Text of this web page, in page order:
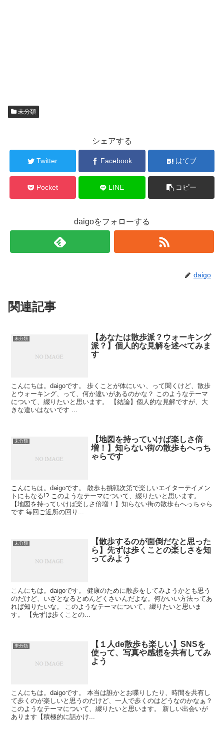
未分類
シェアする
Twitter Facebook はてブ
Pocket LINE コピー
daigoをフォローする
daigo
関連記事
未分類
【あなたは散歩派？ウォーキング
派？】個人的な見解を述べてみま
す
こんにちは。daigoです。 歩くことが体にいい、って聞くけど、散歩
とウォーキング、って、何か違いがあるのかな？ このようなテーマ
について、綴りたいと思います。 【結論】個人的な見解ですが、大
きな違いはないです ...
未分類
【地図を持っていけば楽しさ倍
増！】知らない街の散歩もへっち
ゃらです
こんにちは。daigoです。 散歩も挑戦次第で楽しいエイターテイメン
トにもなる!? このようなテーマについて、綴りたいと思います。
【地図を持っていけば楽しさ倍増！】知らない街の散歩もへっちゃら
です 毎回ご近所の回り...
未分類
【散歩するのが面倒だなと思った
ら】先ずは歩くことの楽しさを知
ってみよう
こんにちは。daigoです。 健康のために散歩をしてみようかとも思う
のだけど、いざとなるとめんどくさいんだよな。何かいい方法ってあ
れば知りたいな。 このようなテーマについて、綴りたいと思いま
す。 【先ずは歩くことの...
未分類
【１人de散歩も楽しい】SNSを
使って、写真や感想を共有してみ
よう
こんにちは。daigoです。 本当は誰かとお喋りしたり、時間を共有し
て歩くのが楽しいと思うのだけど、一人で歩くのはどうなのかなぁ？
このようなテーマについて、綴りたいと思います。 新しい出会いが
あります【積極的に話かけ...